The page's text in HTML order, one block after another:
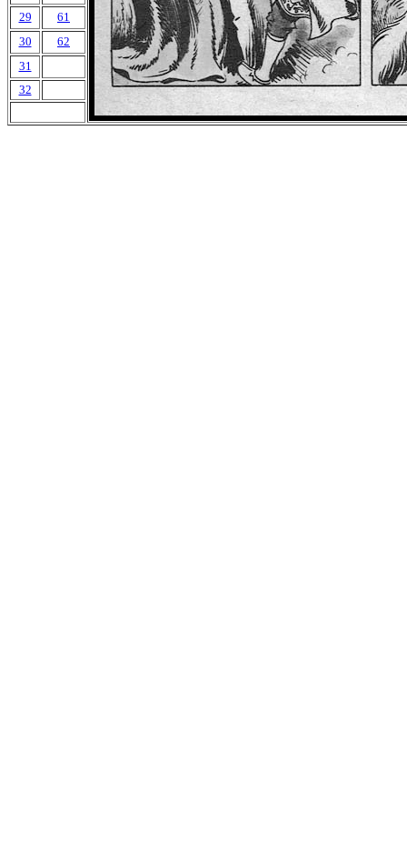
29
61
30
62
31
32